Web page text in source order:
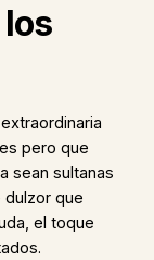
pero que
sean sultanas
que
el toque